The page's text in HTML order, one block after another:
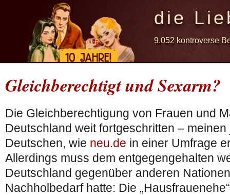
die
9.052 kontroverse
Gleichberechtigt und Sexarm?
Die Gleichberechtigung von Frauen und
Deutschland weit fortgeschritten –
Deutschen, wie neu.de in einer Umfrage
Allerdings muss dem entgegengehalten
Deutschland gegenüber anderen
Nachholbedarf hatte: Die